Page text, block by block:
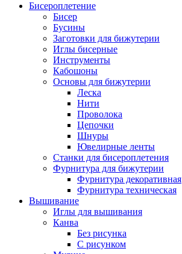
Бисероплетение
Бисер
Бусины
Заготовки для бижутерии
Иглы бисерные
Инструменты
Кабошоны
Основы для бижутерии
Леска
Нити
Проволока
Цепочки
Шнуры
Ювелирные ленты
Станки для бисероплетения
Фурнитура для бижутерии
Фурнитура декоративная
Фурнитура техническая
Вышивание
Иглы для вышивания
Канва
Без рисунка
С рисунком